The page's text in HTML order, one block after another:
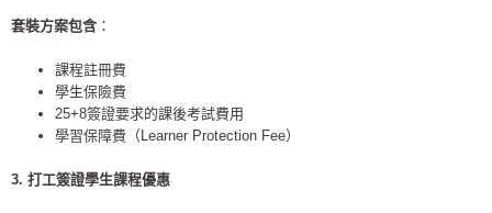
套裝方案包含 ：
課程註冊費
學生保險費
25+8簽證要求的課後考試費用
學習保障費（Learner Protection Fee）
3. 打工簽證學生課程優惠